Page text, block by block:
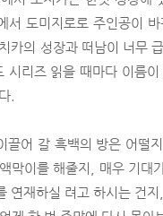
서 도미지로로 주인공이
카의 성장과 떠남이 너무
시리즈 읽을 때마다 이름
.
끌어 갈 흑백의 방은 어떨
막이를 해줄지, 매우 기대
연재하실 려고 하시는 건